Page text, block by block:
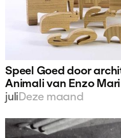
Speel Goed door
Animali van Enzo Mari
juliDeze maand